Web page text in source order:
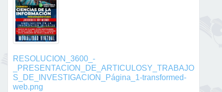
RESOLUCION_3600_-
_PRESENTACION_DE_ARTICULOSY_TRABAJO
S_DE_INVESTIGACION_Página_1-transformed-
web.png